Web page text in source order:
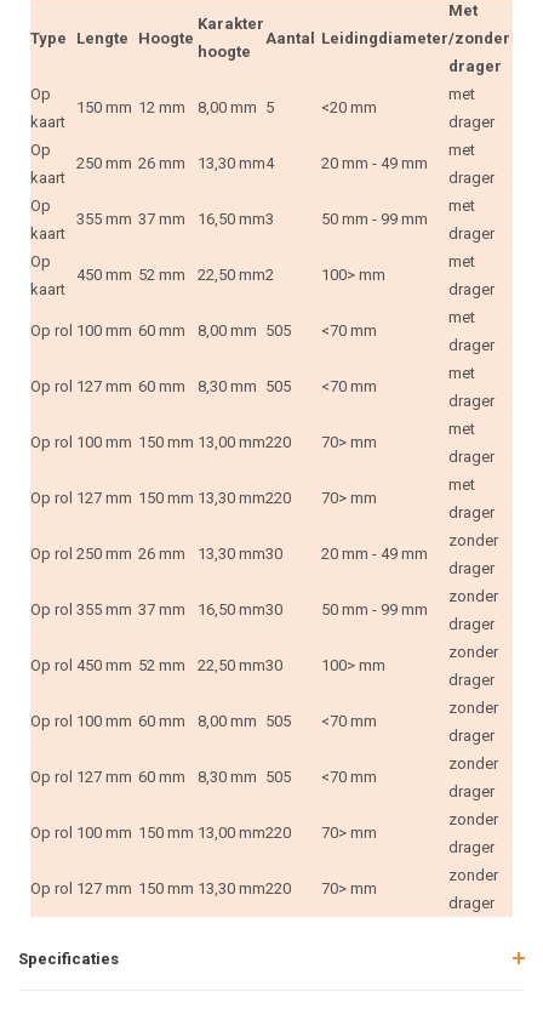
Type Lengte Hoogte
Karakter
hoogte
Aantal Leidingdiameter
Met
/zonder
drager
Op
kaart
150 mm 12 mm 8,00 mm 5 <20 mm
met
drager
Op
kaart
250 mm 26 mm 13,30 mm4 20 mm - 49 mm
met
drager
Op
kaart
355 mm 37 mm 16,50 mm3 50 mm - 99 mm
met
drager
Op
kaart
450 mm 52 mm 22,50 mm2 100> mm
met
drager
Op rol 100 mm 60 mm 8,00 mm 505 <70 mm
met
drager
Op rol 127 mm 60 mm 8,30 mm 505 <70 mm
met
drager
Op rol 100 mm 150 mm 13,00 mm220 70> mm
met
drager
Op rol 127 mm 150 mm 13,30 mm220 70> mm
met
drager
Op rol 250 mm 26 mm 13,30 mm30 20 mm - 49 mm
zonder
drager
Op rol 355 mm 37 mm 16,50 mm30 50 mm - 99 mm
zonder
drager
Op rol 450 mm 52 mm 22,50 mm30 100> mm
zonder
drager
Op rol 100 mm 60 mm 8,00 mm 505 <70 mm
zonder
drager
Op rol 127 mm 60 mm 8,30 mm 505 <70 mm
zonder
drager
Op rol 100 mm 150 mm 13,00 mm220 70> mm
zonder
drager
Op rol 127 mm 150 mm 13,30 mm220 70> mm
zonder
drager
Specificaties